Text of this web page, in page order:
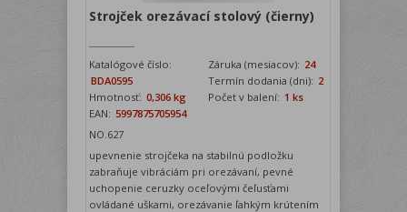
Strojček orezávací stolový (čierny)
Katalógové číslo:
BDA0595
Záruka (mesiacov): 24
Termín dodania (dni): 2
Hmotnosť: 0,306 kg Počet v balení: 1 ks
EAN: 5997875705954
NO.627
upevnenie strojčeka na stabilnú podložku
zabraňuje vibráciám pri orezávaní, pevné
uchopenie ceruzky oceľovými čeľusťami
ovládané uškami, orezávanie ľahkým krútením